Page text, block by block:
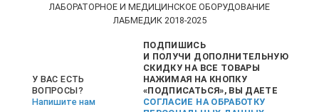
ЛАБОРАТОРНОЕ И МЕДИЦИНСКОЕ ОБОРУДОВАНИЕ
ЛАБМЕДИК 2018-2025
У ВАС ЕСТЬ
ВОПРОСЫ?
Напишите нам
ПОДПИШИСЬ
И ПОЛУЧИ ДОПОЛНИТЕЛЬНУЮ
СКИДКУ НА ВСЕ ТОВАРЫ
НАЖИМАЯ НА КНОПКУ
«ПОДПИСАТЬСЯ», ВЫ ДАЕТЕ
СОГЛАСИЕ НА ОБРАБОТКУ